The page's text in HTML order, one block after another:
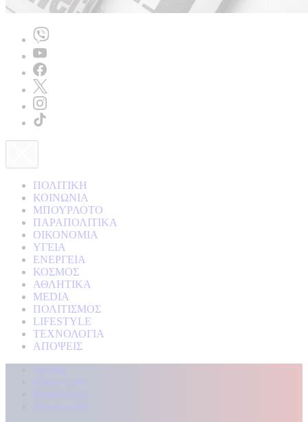
ΠΟΛΙΤΙΚΗ
ΚΟΙΝΩΝΙΑ
ΜΠΟΥΡΛΟΤΟ
ΠΑΡΑΠΟΛΙΤΙΚΑ
ΟΙΚΟΝΟΜΙΑ
ΥΓΕΙΑ
ΕΝΕΡΓΕΙΑ
ΚΟΣΜΟΣ
ΑΘΛΗΤΙΚΑ
MEDIA
ΠΟΛΙΤΙΣΜΟΣ
LIFESTYLE
ΤΕΧΝΟΛΟΓΙΑ
ΑΠΟΨΕΙΣ
Αρχική
Kontra Live
Καταγγελίες
Επικοινωνία